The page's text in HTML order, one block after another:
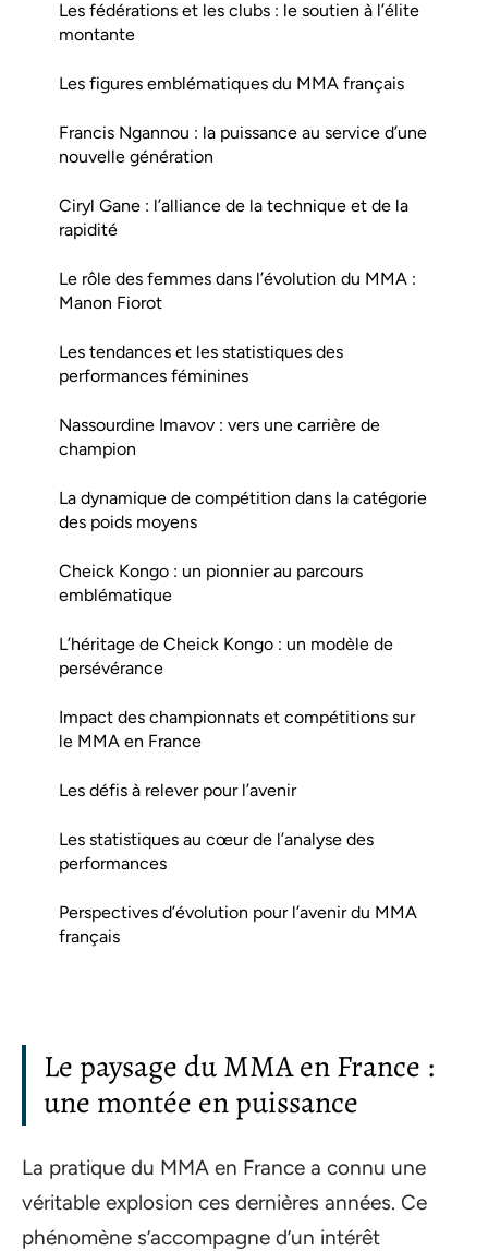
Les fédérations et les clubs : le soutien à l’élite
montante
Les figures emblématiques du MMA français
Francis Ngannou : la puissance au service d’une
nouvelle génération
Ciryl Gane : l’alliance de la technique et de la
rapidité
Le rôle des femmes dans l’évolution du MMA :
Manon Fiorot
Les tendances et les statistiques des
performances féminines
Nassourdine Imavov : vers une carrière de
champion
La dynamique de compétition dans la catégorie
des poids moyens
Cheick Kongo : un pionnier au parcours
emblématique
L’héritage de Cheick Kongo : un modèle de
persévérance
Impact des championnats et compétitions sur
le MMA en France
Les défis à relever pour l’avenir
Les statistiques au cœur de l’analyse des
performances
Perspectives d’évolution pour l’avenir du MMA
français
Le paysage du MMA en France :
une montée en puissance
La pratique du MMA en France a connu une
véritable explosion ces dernières années. Ce
phénomène s’accompagne d’un intérêt